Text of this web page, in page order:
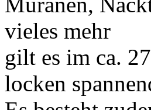
vieles mehr
gilt es im ca.
locken